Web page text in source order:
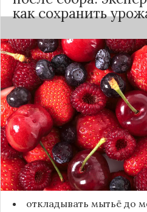
как сохранить
Мытьё ягод сразу после
полной потерей урожая.
«Сделай сам», на
естественный восковой
роль природного
от пересыхания,
смывании этого слоя
темнеть, покрываться
Чтобы ягоды сохранили
рекомендуют:
откладывать мытьё до